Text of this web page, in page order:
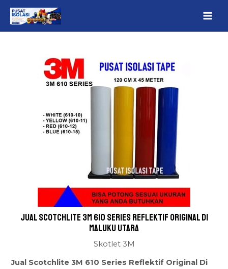
Jual Scotchlite 3M 610 Series Reflektif Original Di
Maluku Utara
Skotlet 3M
Jual Scotchlite 3M 610 Series Reflektif Original Di
navigation